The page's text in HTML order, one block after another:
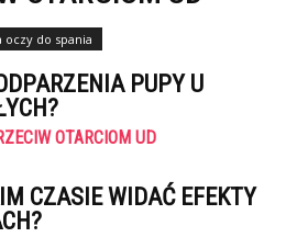
oczy do spania
PUPY U
OTARCIOM UD
CZASIE WIDAĆ EFEKTY